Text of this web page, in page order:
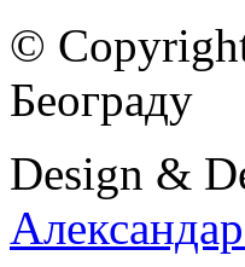
©
Београду
Design &